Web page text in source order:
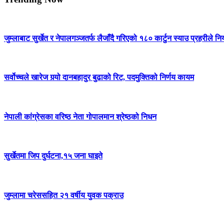
जुम्लाबाट सुर्खेत र नेपालगञ्जतर्फ लैजाँदै गरिएको १८० कार्टुन स्याउ प्रहरीले
सर्वोच्चले खारेज गर्‍यो दानबहादुर बुढाको रिट, पदमुक्तिको निर्णय कायम
नेपाली कांग्रेसका वरिष्ठ नेता गोपालमान श्रेष्ठको निधन
सुर्खेतमा जिप दुर्घटना,१५ जना घाइते
जुम्लामा चरेससहित २१ वर्षीय युवक पक्राउ